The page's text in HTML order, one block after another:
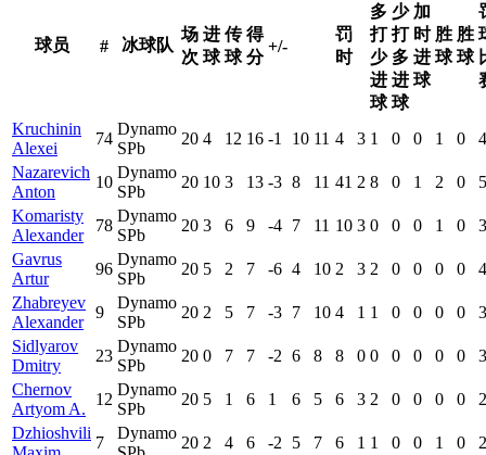
球员 # 冰球队
场
次
进
球
传
球
得
分
+/-
罚
时
多
打
少
进
球
少
打
多
进
球
加
时
进
球
胜
球
胜
球
Kruchinin
Alexei
74
Dynamo
SPb
20 4 12 16 -1 10 11 4 3 1 0 0 1 0
Nazarevich
Anton
10
Dynamo
SPb
20 10 3 13 -3 8 11 41 2 8 0 1 2 0
Komaristy
Alexander
78
Dynamo
SPb
20 3 6 9 -4 7 11 10 3 0 0 0 1 0
Gavrus
Artur
96
Dynamo
SPb
20 5 2 7 -6 4 10 2 3 2 0 0 0 0
Zhabreyev
Alexander
9
Dynamo
SPb
20 2 5 7 -3 7 10 4 1 1 0 0 0 0
Sidlyarov
Dmitry
23
Dynamo
SPb
20 0 7 7 -2 6 8 8 0 0 0 0 0 0
Chernov
Artyom A.
12
Dynamo
SPb
20 5 1 6 1 6 5 6 3 2 0 0 0 0
Dzhioshvili
7
Dynamo
20 2 4 6 -2 5 7 6 1 1 0 0 1 0